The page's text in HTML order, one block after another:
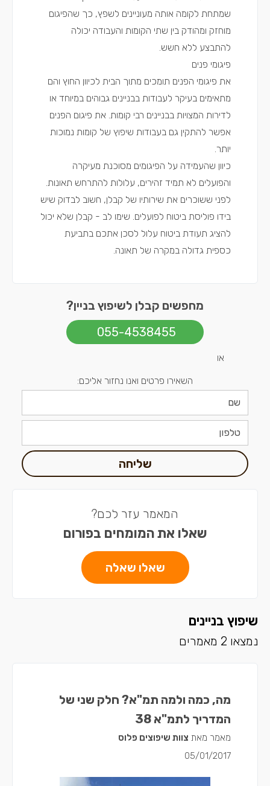
שמתחת לקומה אותה מעוניינים לשפץ, כך שהפיגום
מוחזק ומהודק בין שתי הקומות והעבודה יכולה
להתבצע ללא חשש.
פיגומי פנים
את פיגומי הפנים תומכים מתוך הבית לכיוון החוץ והם
מתאימים בעיקר לעבודות בבניינים גבוהים במיוחד או
לדירות המצויות בבניינים רבי קומות. את פיגום הפנים
אפשר להתקין גם בעבודות שיפוץ של קומות נמוכות
יותר.
כיוון שהעמידה על הפיגומים מסוכנת מעיקרה
והפועלים לא תמיד זהירים, עלולות להתרחש תאונות.
לפני ששוכרים את שירותיו של קבלן, חשוב לבדוק שיש
בידו פוליסת ביטוח לפועלים. שימו לב - קבלן שלא יכול
להציג תעודת ביטוח עלול לסכן אתכם בתביעת
כספית גדולה במקרה של תאונה.
מחפשים קבלן לשיפוץ בניין?
055-4538455
או
השאירו פרטים ואנו נחזור אליכם:
שליחה
המאמר עזר לכם?
שאלו את המומחים בפורום
שאלו שאלה
שיפוץ בניינים
נמצאו 2 מאמרים
מה, כמה ולמה תמ"א? חלק שני של
המדריך לתמ"א 38
מאמר מאת צוות שיפוצים פלוס
05/01/2017